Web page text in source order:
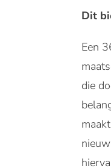
Dit
Een
die